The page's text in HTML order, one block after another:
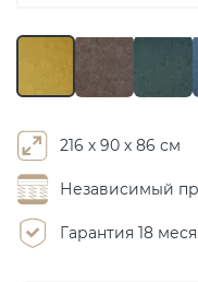
216 х 90 х 86 см
Независимый
Гарантия 18